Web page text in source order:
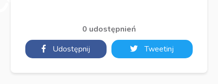
0 udostępnień
Udostępnij
Tweetinj